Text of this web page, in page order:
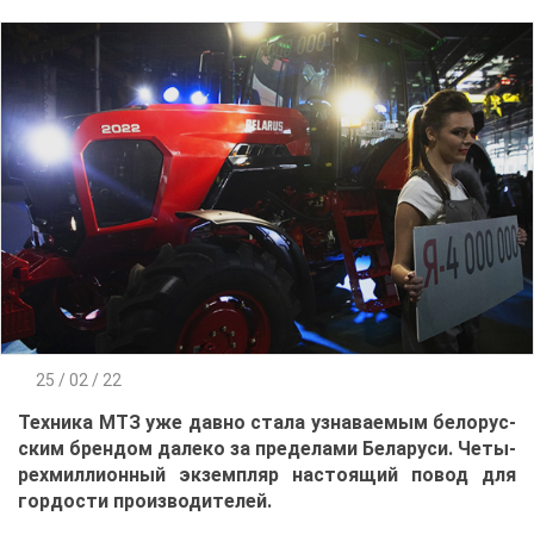
25 / 02 / 22
Тех­ни­ка МТЗ уже дав­но ста­ла узна­ва­е­мым бе­ло­рус­
ским брен­дом да­ле­ко за пре­де­ла­ми Бе­ла­ру­си. Че­ты­
рех­мил­ли­он­ный эк­зем­пляр на­сто­я­щий по­вод для
гор­до­сти про­из­во­ди­те­лей.